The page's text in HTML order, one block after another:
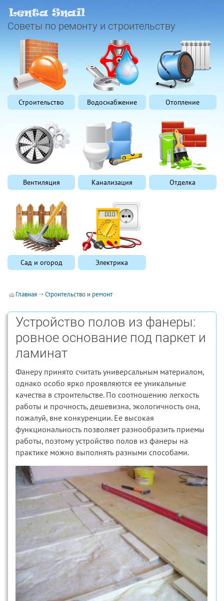
Советы по ремонту и строительству
Строительство Водоснабжение Отопление
Вентиляция Канализация Отделка
Сад и огород Электрика
Главная Строительство и ремонт
Устройство полов из фанеры:
ровное основание под паркет и
ламинат
Фанеру принято считать универсальным материалом,
однако особо ярко проявляются ее уникальные
качества в строительстве. По соотношению легкость
работы и прочность, дешевизна, экологичность она,
пожалуй, вне конкуренции. Ее высокая
функциональность позволяет разнообразить приемы
работы, поэтому устройство полов из фанеры на
практике можно выполнять разными способами.